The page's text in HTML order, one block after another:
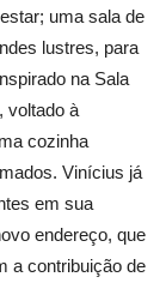
uma sala de
lustres, para
na Sala
voltado à
cozinha
Vinícius já
em sua
endereço, que
a contribuição de